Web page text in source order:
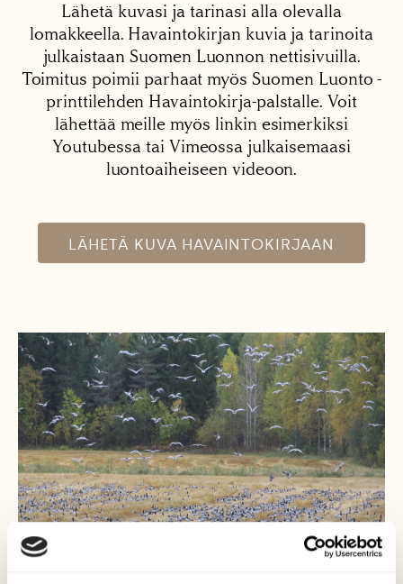
Lähetä kuvasi ja tarinasi alla olevalla
lomakkeella. Havaintokirjan kuvia ja tarinoita
julkaistaan Suomen Luonnon nettisivuilla.
Toimitus poimii parhaat myös Suomen Luonto -
printtilehden Havaintokirja-palstalle. Voit
lähettää meille myös linkin esimerkiksi
Youtubessa tai Vimeossa julkaisemaasi
luontoaiheiseen videoon.
LÄHETÄ KUVA HAVAINTOKIRJAAN